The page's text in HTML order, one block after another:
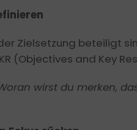
Zielsetzung beteiligt
(Objectives and Key
wirst du merken,